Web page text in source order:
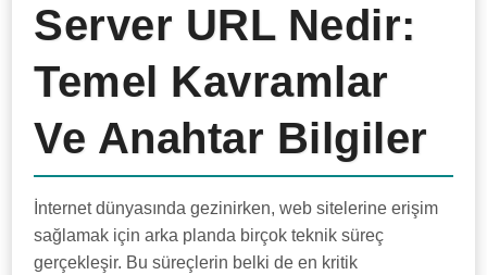
Server URL Nedir:
Temel Kavramlar
Ve Anahtar Bilgiler
İnternet dünyasında gezinirken, web sitelerine erişim
sağlamak için arka planda birçok teknik süreç
gerçekleşir. Bu süreçlerin belki de en kritik